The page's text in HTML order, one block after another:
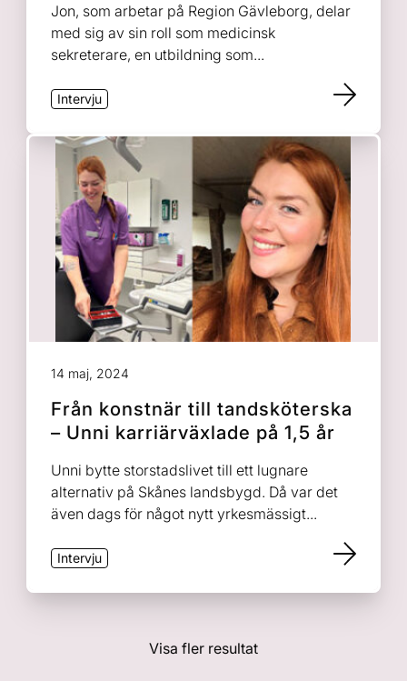
Jon, som arbetar på Region Gävleborg, delar
med sig av sin roll som medicinsk
sekreterare, en utbildning som...
Intervju
14 maj, 2024
Från konstnär till tandsköterska
– Unni karriärväxlade på 1,5 år
Unni bytte storstadslivet till ett lugnare
alternativ på Skånes landsbygd. Då var det
även dags för något nytt yrkesmässigt...
Intervju
Visa fler resultat